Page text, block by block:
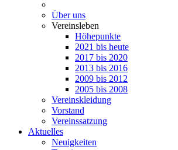
Über uns
Vereinsleben
Höhepunkte
2021 bis heute
2017 bis 2020
2013 bis 2016
2009 bis 2012
2005 bis 2008
Vereinskleidung
Vorstand
Vereinssatzung
Aktuelles
Neuigkeiten